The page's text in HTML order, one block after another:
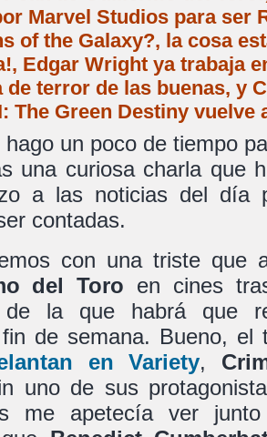
Marvel Studios para ser
of the Galaxy?, la cosa
Edgar Wright ya trabaja
de terror de las buenas, y
The Green Destiny
hago un poco de tiempo
una curiosa charla que
a las noticias del día
contadas.
con una triste que
del Toro en cines
de la que habrá que
fin de semana. Bueno,
en Variety,
uno de sus
me apetecía ver